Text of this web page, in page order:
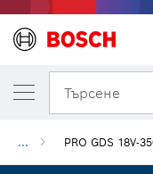
Търсене
... PRO GDS 18V-